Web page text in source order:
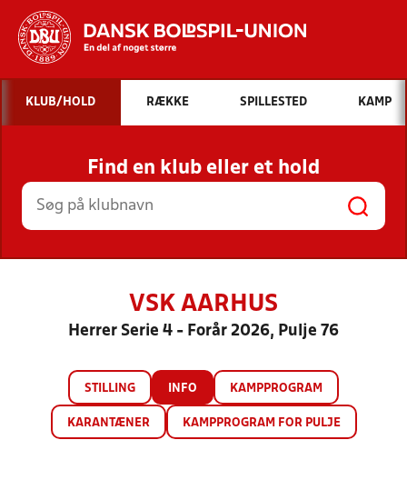
Hvad vil du søge efter?
INDHOLD OG NYHEDER
STILLINGER, RESULTATER, KLUBBER OG
HOLD
KLUB/HOLD RÆKKE SPILLESTED KAMP
Find en klub eller et hold
VSK AARHUS
Herrer Serie 4 - Forår 2026, Pulje 76
STILLING INFO KAMPPROGRAM
KARANTÆNER KAMPPROGRAM FOR PULJE